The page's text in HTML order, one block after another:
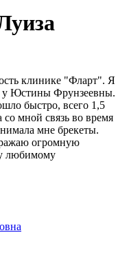
клинике "Фларт". Я
у Юстины Фрунзеевны.
быстро, всего 1,5
мной связь во время
мне брекеты.
огромную
любимому